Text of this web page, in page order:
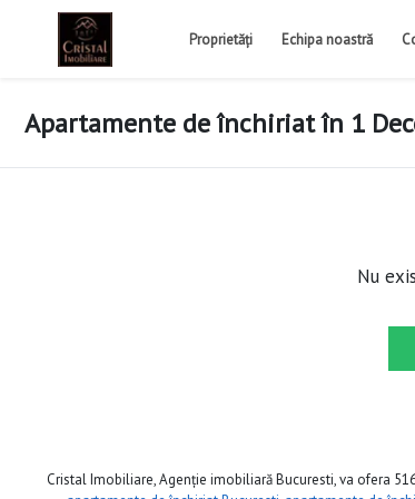
Proprietăți Echipa noastră
Apartamente de închiriat în 1
Nu
Cristal Imobiliare, Agenție imobiliară Bucuresti, va ofera